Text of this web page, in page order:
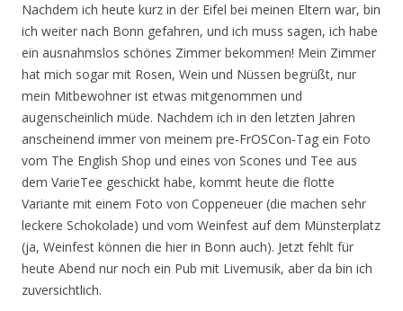
Nachdem ich heute kurz in der Eifel bei meinen Eltern war, bin
ich weiter nach Bonn gefahren, und ich muss sagen, ich habe
ein ausnahmslos schönes Zimmer bekommen! Mein Zimmer
hat mich sogar mit Rosen, Wein und Nüssen begrüßt, nur
mein Mitbewohner ist etwas mitgenommen und
augenscheinlich müde. Nachdem ich in den letzten Jahren
anscheinend immer von meinem pre-FrOSCon-Tag ein Foto
vom The English Shop und eines von Scones und Tee aus
dem VarieTee geschickt habe, kommt heute die flotte
Variante mit einem Foto von Coppeneuer (die machen sehr
leckere Schokolade) und vom Weinfest auf dem Münsterplatz
(ja, Weinfest können die hier in Bonn auch). Jetzt fehlt für
heute Abend nur noch ein Pub mit Livemusik, aber da bin ich
zuversichtlich.